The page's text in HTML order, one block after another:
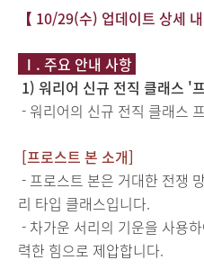
【 10/29(수) 업데이트 상세 내
Ⅰ. 주요 안내 사항
1) 워리어 신규 전직 클래스 '
- 워리어의 신규 전직 클래스
[프로스트 본 소개]
- 프로스트 본은 거대한 전쟁
리 타입 클래스입니다.
- 차가운 서리의 기운을 사용
력한 힘으로 제압합니다.